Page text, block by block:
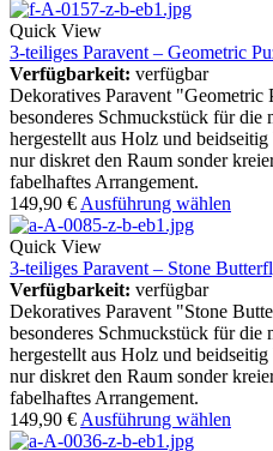
Quick View
3-teiliges Paravent – Geometric
Verfügbarkeit: verfügbar
Dekoratives Paravent
besonderes Schmuckstück für die
hergestellt aus Holz und
nur diskret den Raum sonder
fabelhaftes Arrangement.
149,90 € Ausführung wählen
Quick View
3-teiliges Paravent – Stone
Verfügbarkeit: verfügbar
Dekoratives Paravent "Stone
besonderes Schmuckstück für die
hergestellt aus Holz und
nur diskret den Raum sonder
fabelhaftes Arrangement.
149,90 € Ausführung wählen